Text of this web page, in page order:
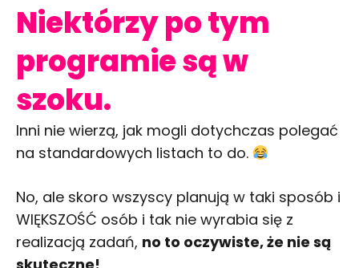
Niektórzy po tym
programie są w
szoku.
Inni nie wierzą, jak mogli dotychczas polegać
na standardowych listach to do.
No, ale skoro wszyscy planują w taki sposób i
WIĘKSZOŚĆ osób i tak nie wyrabia się z
realizacją zadań, no to oczywiste, że nie są